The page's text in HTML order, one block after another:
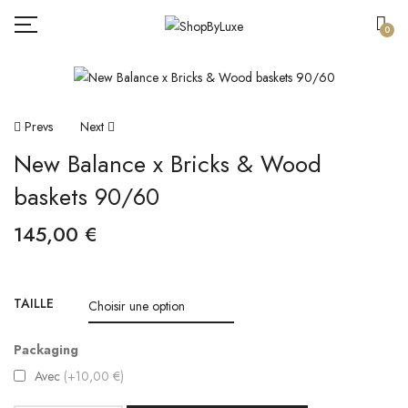
0
Navigation
De
L’article
Prevs Next
New Balance x Bricks & Wood
baskets 90/60
145,00 €
TAILLE
Packaging
Avec (+10,00 €)